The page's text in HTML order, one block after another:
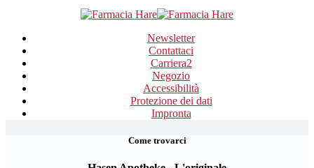
Newsletter
Contattaci
Carriera2
Negozio
Accessibilità
Protezione dei dati
Impronta
Come trovarci